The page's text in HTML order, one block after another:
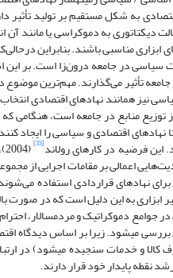
به شکل مستقیم بر تولید
به دموکراسی یا مانند آن
ابزاری مناسبی باشند. بنابراین
در جامعه درون‌زا است. بر
تأثیر می‌گذارند. مهم‌ترین موضوع
نیز همانند نهادهای اقتصادی
توزیع منابع در جامعه است،
اقتصادی و سیاسی را ایجاد
این فرضیه در کارهای رولاند[35] (2004)، پرسون
ابزاری به این دلیل است که در صورت
دموکراتیک و مردم­سالار، احترام
می­شود. زیرا بر اساس دیدگاه
کالا و خدمات سنجیده می­شود) در
نقطه پایدار خود قرار دارند.